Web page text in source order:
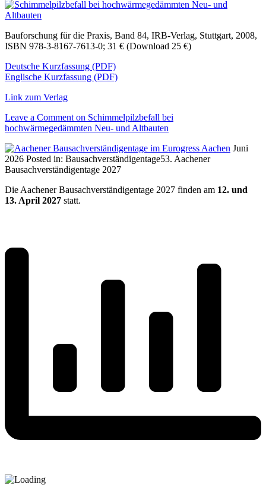
Bauforschung für die Praxis, Band 84, IRB-Verlag, Stuttgart, 2008,
ISBN 978-3-8167-7613-0; 31 € (Download 25 €)
Deutsche Kurzfassung (PDF)
Englische Kurzfassung (PDF)
Link zum Verlag
Leave a Comment on Schimmelpilzbefall bei
hochwärmegedämmten Neu- und Altbauten
Juni
2026 Posted in: Bausachverständigentage53. Aachener
Bausachverständigentage 2027
Die Aachener Bausachverständigentage 2027 finden am 12. und
13. April 2027 statt.